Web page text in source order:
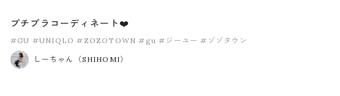
プチプラコーディネート❤️
#GU #UNIQLO #ZOZOTOWN #gu #ジーユー #ゾゾタウン
しーちゃん（SHIHOMI）